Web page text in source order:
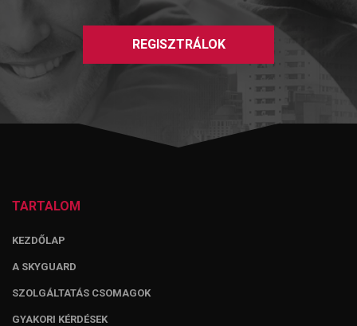
REGISZTRÁLOK
TARTALOM
KEZDŐLAP
A SKYGUARD
SZOLGÁLTATÁS CSOMAGOK
GYAKORI KÉRDÉSEK